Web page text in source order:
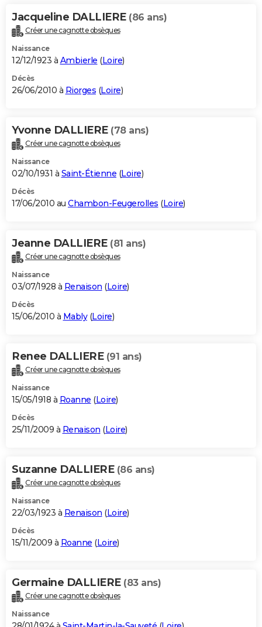
Jacqueline DALLIERE (86 ans)
Créer une cagnotte obsèques
Naissance
12/12/1923 à Ambierle (Loire)
Décès
26/06/2010 à Riorges (Loire)
Yvonne DALLIERE (78 ans)
Créer une cagnotte obsèques
Naissance
02/10/1931 à Saint-Étienne (Loire)
Décès
17/06/2010 au Chambon-Feugerolles (Loire)
Jeanne DALLIERE (81 ans)
Créer une cagnotte obsèques
Naissance
03/07/1928 à Renaison (Loire)
Décès
15/06/2010 à Mably(Loire)
Renee DALLIERE (91 ans)
Créer une cagnotte obsèques
Naissance
15/05/1918 à Roanne (Loire)
Décès
25/11/2009 à Renaison (Loire)
Suzanne DALLIERE (86 ans)
Créer une cagnotte obsèques
Naissance
22/03/1923 à Renaison (Loire)
Décès
15/11/2009 à Roanne (Loire)
Germaine DALLIERE (83 ans)
Créer une cagnotte obsèques
Naissance